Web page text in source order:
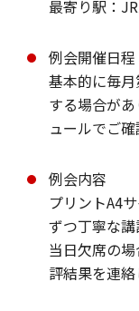
最寄り駅：
例会開催日程
基本的に毎
する場合が
ュールでご確
例会内容
プリントA4
ずつ丁寧な講
当日欠席の
評結果を連絡